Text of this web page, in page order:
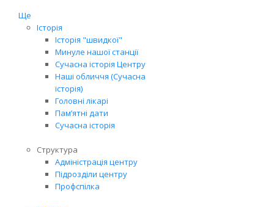
Ще
Історія
Історія "швидкої"
Минуле нашої станції
Сучасна історія Центру
Наші обличчя (Сучасна
історія)
Головні лікарі
Пам’ятні дати
Сучасна історія
Структура
Адміністрація центру
Підрозділи центру
Профспілка